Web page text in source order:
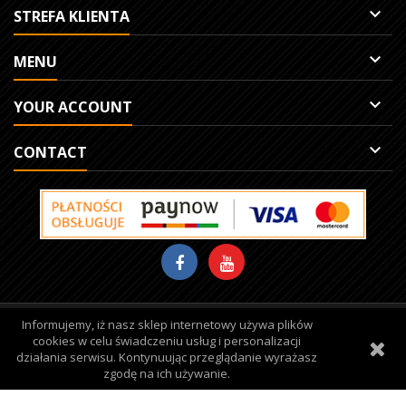
STREFA KLIENTA 
MENU 
YOUR ACCOUNT 
CONTACT 
Informujemy, iż nasz sklep internetowy używa plików
cookies w celu świadczeniu usług i personalizacji
działania serwisu. Kontynuując przeglądanie wyrażasz
zgodę na ich używanie.
Site protected by reCAPTCHA.Privacy-Terms
© Copyright 2026 Damiro. All Rights Reserved.
Realization:qbic studio